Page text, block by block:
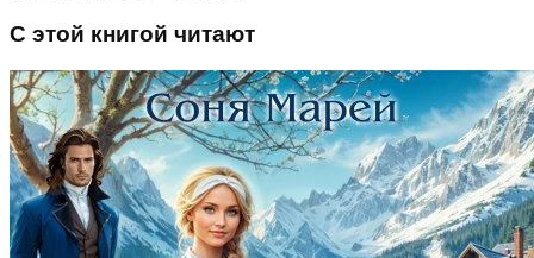
С этой книгой читают